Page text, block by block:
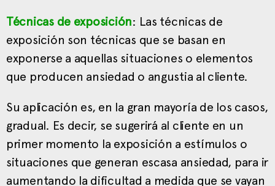
Técnicas de exposición: Las técnicas de
exposición son técnicas que se basan en
exponerse a aquellas situaciones o elementos
que producen ansiedad o angustia al cliente.
Su aplicación es, en la gran mayoría de los casos,
gradual. Es decir, se sugerirá al cliente en un
primer momento la exposición a estímulos o
situaciones que generan escasa ansiedad, para ir
aumentando la dificultad a medida que se vayan